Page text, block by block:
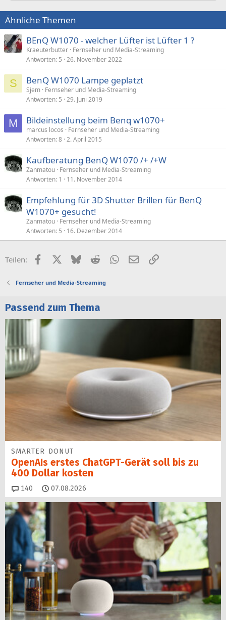
Ähnliche Themen
BEnQ W1070 - welcher Lüfter ist Lüfter 1 ?
Kraeuterbutter Fernseher und Media-Streaming
Antworten 5 26. November 2022
S BenQ W1070 Lampe geplatzt
Sjem Fernseher und Media-Streaming
Antworten 5 29. Juni 2019
M Bildeinstellung beim Benq w1070+
marcus locos
Fernseher und Media-Streaming
Antworten 8 2. April 2015
Kaufberatung BenQ W1070 /+ /+W
Zanmatou Fernseher und Media-Streaming
Antworten 1 11. November 2014
Empfehlung für 3D Shutter Brillen für BenQ
W1070+ gesucht!
Zanmatou Fernseher und Media-Streaming
Antworten 5 16. Dezember 2014
Teilen: FacebookX (Twitter)
BlueskyRedditWhatsApp
E-MailLink
Fernseher und Media-Streaming
Passend zum Thema
SMARTER DONUT
OpenAIs erstes ChatGPT-Gerät soll bis zu
400 Dollar kosten
140 Kommentare
07.08.2026